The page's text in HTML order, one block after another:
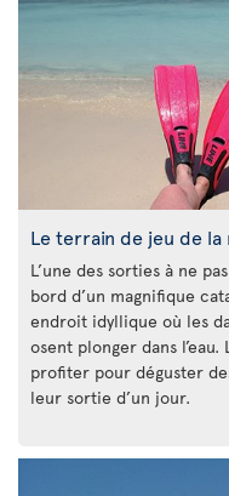
Le terrain de jeu de la
L’une des sorties à ne
bord d’un magnifique
endroit idyllique où les
osent plonger dans l’eau.
profiter pour déguster
leur sortie d’un jour.